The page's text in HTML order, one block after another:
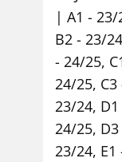
A1 - 23/
B2 - 23/24
- 24/25,
24/25,
23/24,
24/25,
23/24,